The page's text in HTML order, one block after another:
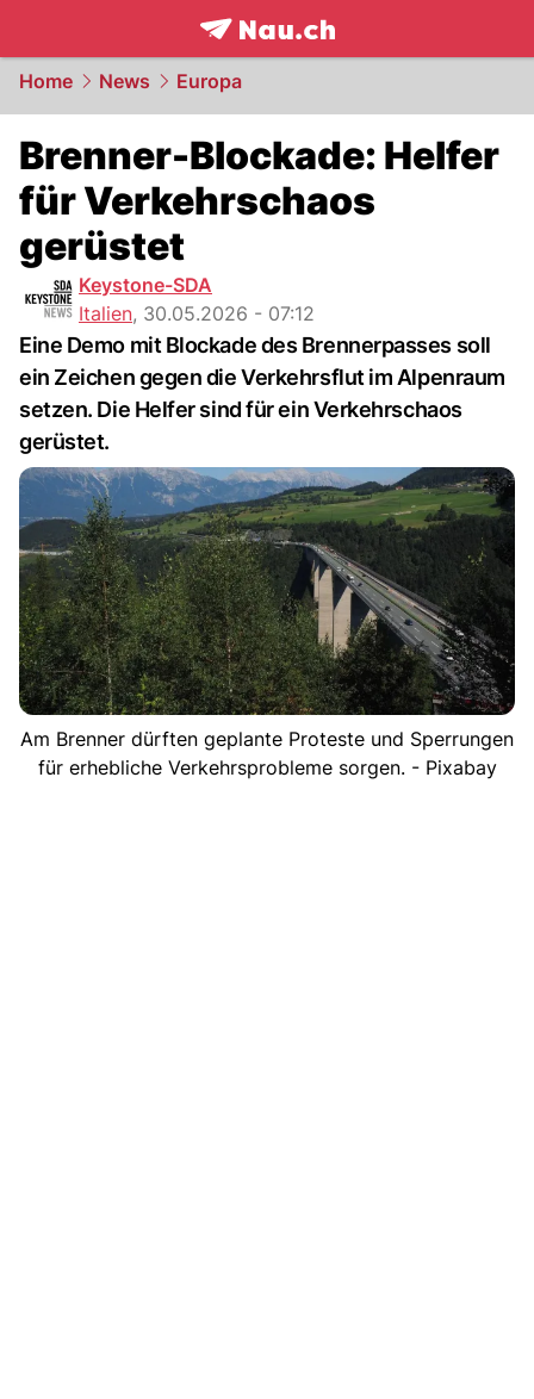
frontpage.NAU.ch
Home News Europa
Brenner-Blockade: Helfer
für Verkehrschaos
gerüstet
Keystone-SDA
Italien, 30.05.2026 - 07:12
Eine Demo mit Blockade des Brennerpasses soll
ein Zeichen gegen die Verkehrsflut im Alpenraum
setzen. Die Helfer sind für ein Verkehrschaos
gerüstet.
Am Brenner dürften geplante Proteste und Sperrungen
für erhebliche Verkehrsprobleme sorgen. - Pixabay